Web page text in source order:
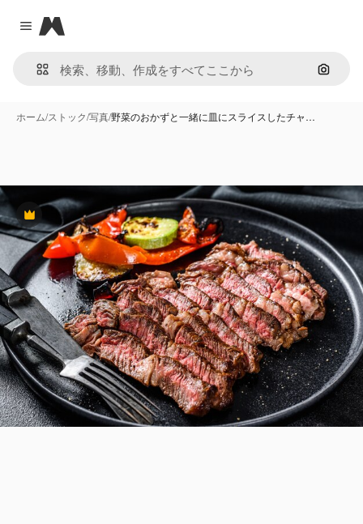
Close menu
Magnific
画像で
ホーム/ストック/写真/野菜のおかずと一緒に皿にスライスしたチャ…
Premium